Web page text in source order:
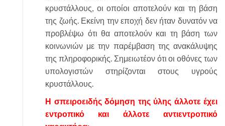
κρυστάλλους, οι οποίοι αποτελούν και τη βάση
της ζωής. Εκείνη την εποχή δεν ήταν δυνατόν να
προβλέψω ότι θα αποτελούν και τη βάση των
κοινωνιών με την παρέμβαση της ανακάλυψης
της πληροφορικής. Σημειωτέον ότι οι οθόνες των
υπολογιστών στηρίζονται στους υγρούς
κρυστάλλους.
Η σπειροειδής δόμηση της ύλης άλλοτε έχει
εντροπικό και άλλοτε αντιεντροπικό